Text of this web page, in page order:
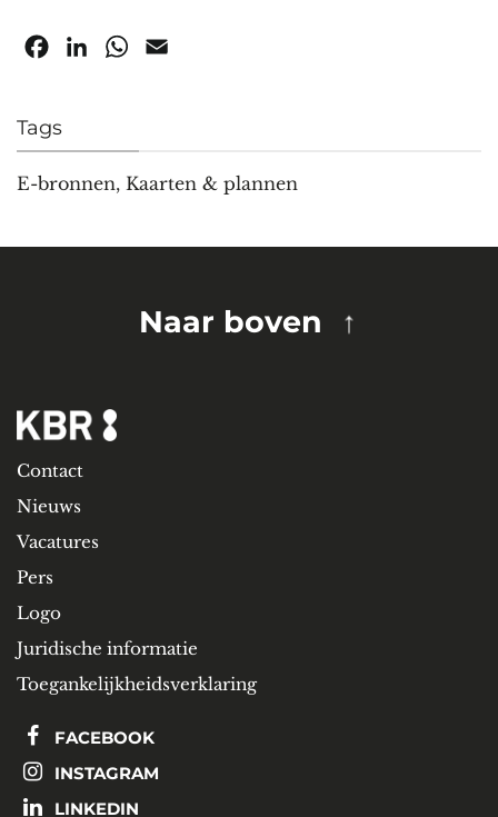
FacebookLinkedInWhatsApp
Tags
E-bronnen, Kaarten & plannen
Naar boven
Contact
Nieuws
Vacatures
Pers
Logo
Juridische informatie
Toegankelijkheidsverklaring
FACEBOOK
INSTAGRAM
LINKEDIN